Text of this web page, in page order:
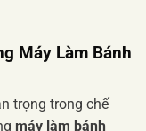
Máy Làm Bánh
trọng trong chế
máy làm bánh